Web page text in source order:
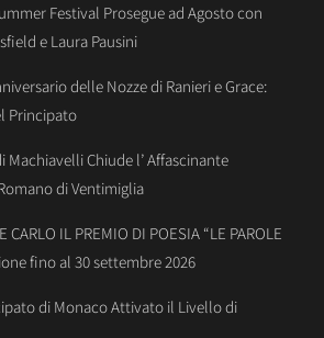
Festival Prosegue ad Agosto con
e Laura Pausini
delle Nozze di Ranieri e Grace:
Principato
Machiavelli Chiude l’ Affascinante
di Ventimiglia
CARLO IL PREMIO DI POESIA “LE PAROLE
fino al 30 settembre 2026
di Monaco Attivato il Livello di